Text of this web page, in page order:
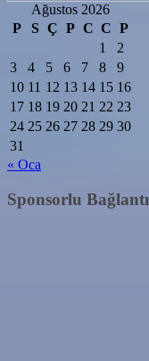
Ağustos 2026
P
S Ç P C C P
1
2
3
4 5 6 7 8
9
10 11 12 13 14 15 16
17 18 19 20 21 22 23
24 25 26 27 28 29 30
31
« Oca
Sponsorlu Bağlantı